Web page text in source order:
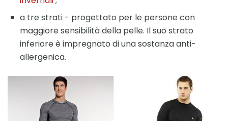
a tre strati - progettato per le persone con
maggiore sensibilità della pelle. Il suo strato
inferiore è impregnato di una sostanza anti-
allergenica.